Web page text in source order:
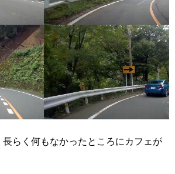
らく何もなかったところにカフェが